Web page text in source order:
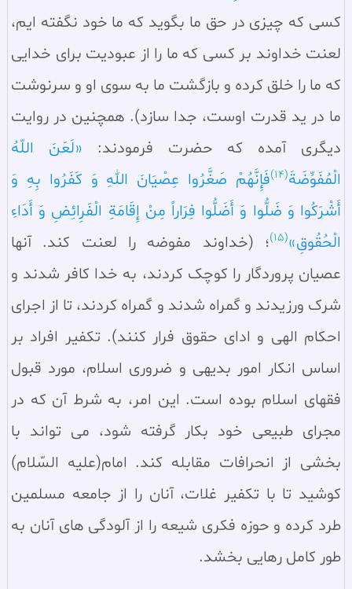
کسی که چیزی در حق ما بگوید که ما خود نگفته‌ ایم،
لعنت خداوند بر کسی که ما را از عبودیت برای خدایی
که ما را خلق کرده و بازگشت ما به سوی او و سرنوشت
ما در ید قدرت اوست، جدا سازد). همچنین در روایت
دیگری آمده که حضرت فرمودند: «لَعَنَ اللّهُ
الْمُفَوِّضَةَ(14)
فَإِنَّهُمْ صَغَّرُوا عِصْیَانَ اللهِ وَ کَفَرُوا بِهِ وَ
أَشْرَکُوا وَ ضَلُّوا وَ أَضَلُّوا فِرَاراً مِنْ إِقَامَةِ الْفَرِائِضِ وَ أَدَاءِ
الْحُقُوقِ»(15)
؛ (خداوند مفوضه را لعنت کند. آنها
عصیان پروردگار را کوچک کردند، به خدا کافر شدند و
شرک ورزیدند و گمراه شدند و گمراه کردند، تا از اجرای
احکام الهی و ادای حقوق فرار کنند). تکفیر افراد بر
اساس انکار امور بدیهی و ضروری اسلام، مورد قبول
فقهای اسلام بوده است. این امر، به شرط آن که در
مجرای طبیعی خود بکار گرفته شود، می‌ تواند با
بخشی از انحرافات مقابله کند. امام(علیه السّلام)
کوشید تا با تکفیر غلات، آنان را از جامعه مسلمین
طرد کرده و حوزه فکری شیعه را از آلودگی‌ های آنان به
طور کامل رهایی بخشد.